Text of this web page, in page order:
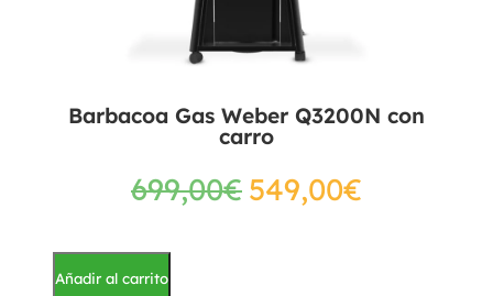
Barbacoa Gas Weber Q3200N con
carro
699,00€ 549,00€
Añadir al carrito